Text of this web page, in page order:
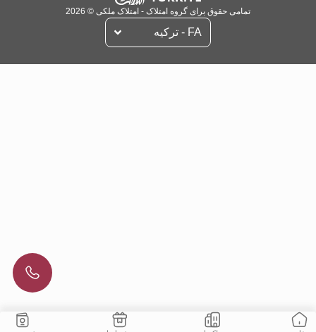
تمامی حقوق برای گروه امتلاک - امتلاک ملکی © 2026
FA - تركيه